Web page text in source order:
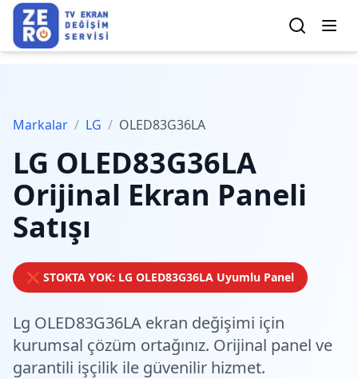
Markalar / LG / OLED83G36LA
LG OLED83G36LA
Orijinal Ekran Paneli
Satışı
❌ STOKTA YOK: LG OLED83G36LA Uyumlu Panel
Lg OLED83G36LA ekran değişimi için
kurumsal çözüm ortağınız. Orijinal panel ve
garantili işçilik ile güvenilir hizmet.